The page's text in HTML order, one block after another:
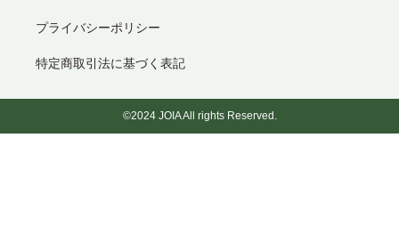
プライバシーポリシー
特定商取引法に基づく表記
©2024 JOIA All rights Reserved.